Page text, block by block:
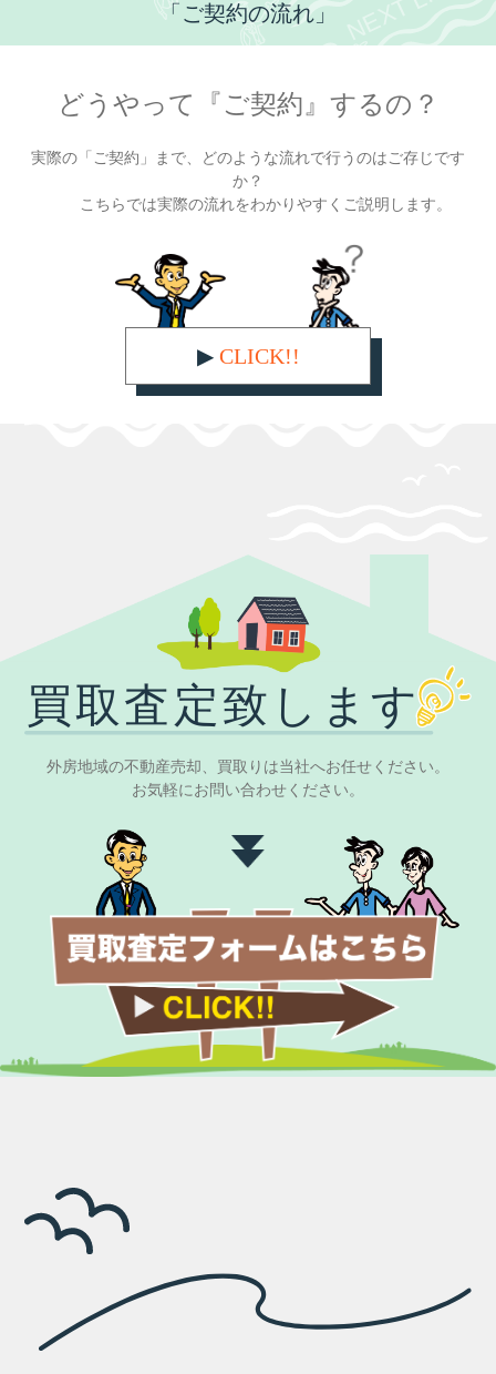
「ご契約の流れ」
どうやって『ご契約』するの？
実際の「ご契約」まで、どのような流れで行うのはご存じです
か？
こちらでは実際の流れをわかりやすくご説明します。
▶︎CLICK!!
外房地域の不動産売却、買取りは当社へお任せください。
お気軽にお問い合わせください。